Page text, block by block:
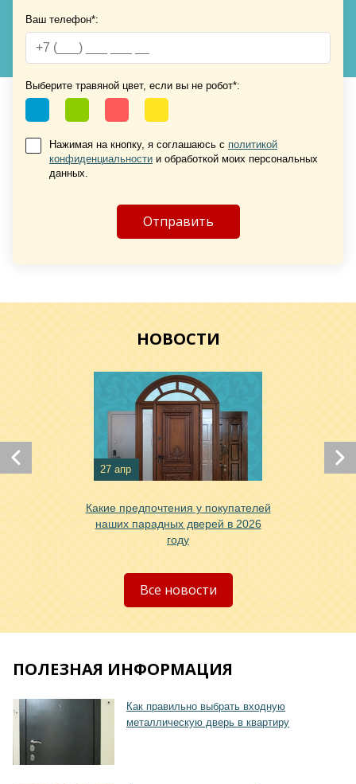
Хочу такую
Хочу такую
Хочу такую
Хочу такую
Ваш телефон*:
Выберите травяной цвет, если вы не робот*:
Нажимая на кнопку, я соглашаюсь с политикой
конфиденциальности и обработкой моих персональных
данных.
НОВОСТИ
27 апр
Какие предпочтения у покупателей
наших парадных дверей в 2026
году
Все новости
ПОЛЕЗНАЯ ИНФОРМАЦИЯ
Как правильно выбрать входную
металлическую дверь в квартиру